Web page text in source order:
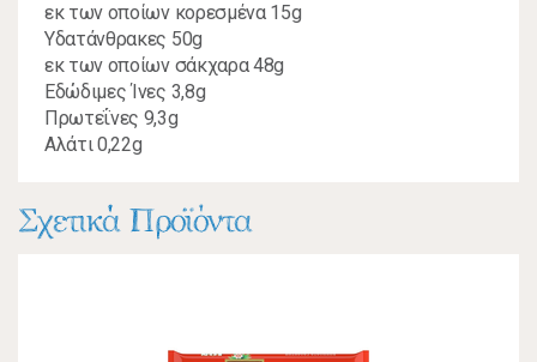
εκ των οποίων κορεσμένα 15g
Υδατάνθρακες 50g
εκ των οποίων σάκχαρα 48g
Εδώδιμες Ίνες 3,8g
Πρωτεΐνες 9,3g
Αλάτι 0,22g
Σχετικά Προϊόντα